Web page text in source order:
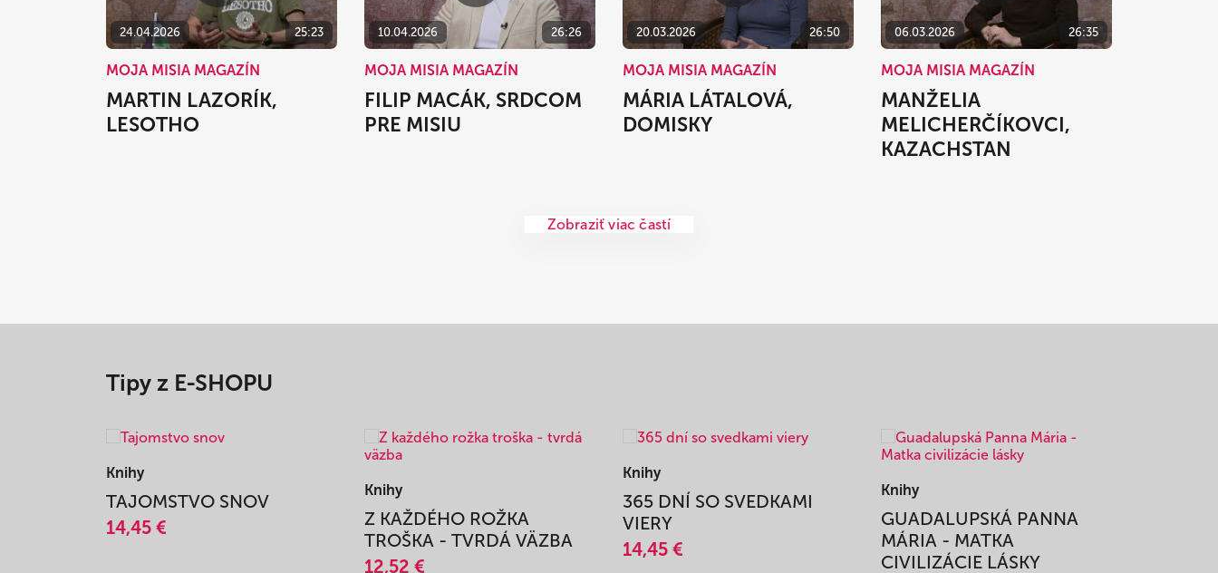
24.04.2026 25:23
MOJA MISIA MAGAZÍN
MARTIN LAZORÍK,
LESOTHO
10.04.2026 26:26
MOJA MISIA MAGAZÍN
FILIP MACÁK, SRDCOM
PRE MISIU
20.03.2026 26:50
MOJA MISIA MAGAZÍN
MÁRIA LÁTALOVÁ,
DOMISKY
06.03.2026 26:35
MOJA MISIA MAGAZÍN
MANŽELIA
MELICHERČÍKOVCI,
KAZACHSTAN
Zobraziť viac častí
Tipy z E-SHOPU
Knihy
TAJOMSTVO SNOV
14,45 €
Knihy
Z KAŽDÉHO ROŽKA
TROŠKA - TVRDÁ VÄZBA
12,52 €
Knihy
365 DNÍ SO SVEDKAMI
VIERY
14,45 €
Knihy
GUADALUPSKÁ PANNA
MÁRIA - MATKA
CIVILIZÁCIE LÁSKY